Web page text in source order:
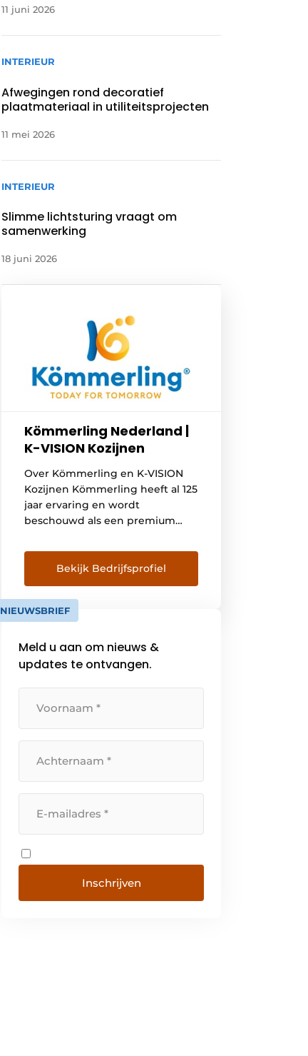
11 juni 2026
INTERIEUR
Afwegingen rond decoratief
plaatmateriaal in utiliteitsprojecten
11 mei 2026
INTERIEUR
Slimme lichtsturing vraagt om
samenwerking
18 juni 2026
Kömmerling Nederland |
K-VISION Kozijnen
Over Kömmerling en K-VISION
Kozijnen Kömmerling heeft al 125
jaar ervaring en wordt
beschouwd als een premium
voor kwaliteit, innovatie en
duurzaamheid. Kömmerling is
wereldwijd – in meer dan 60
landen – vertegenwoordigd met
zijn productie- en
onderdeel van de Duitse profine
Group en sinds 1969 actief […]
Bekijk Bedrijfsprofiel
NIEUWSBRIEF
Meld u aan om nieuws &
updates te ontvangen.
Inschrijven